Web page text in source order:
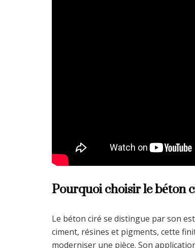
Pourquoi choisir le béton
Le béton ciré se distingue par son
ciment, résines et pigments, cette
moderniser une pièce. Son